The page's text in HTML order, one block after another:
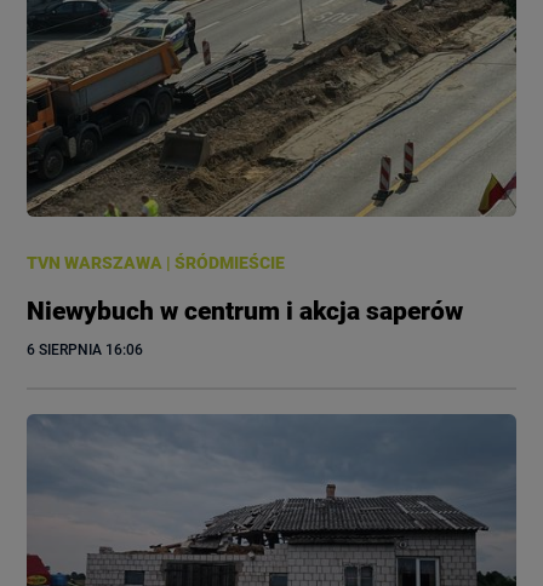
TVN WARSZAWA |ŚRÓDMIEŚCIE
Niewybuch w centrum i akcja saperów
6 SIERPNIA 16:06